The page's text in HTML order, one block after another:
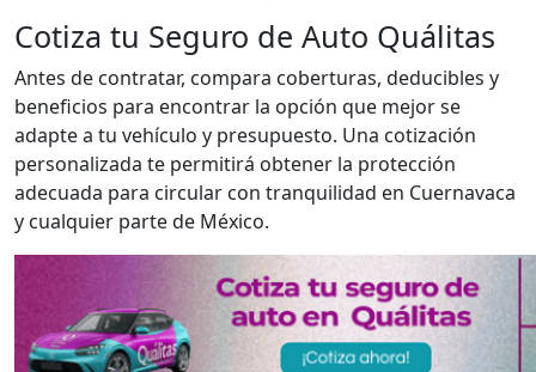
Cotiza tu Seguro de Auto Quálitas
Antes de contratar, compara coberturas, deducibles y
beneficios para encontrar la opción que mejor se
adapte a tu vehículo y presupuesto. Una cotización
personalizada te permitirá obtener la protección
adecuada para circular con tranquilidad en Cuernavaca
y cualquier parte de México.